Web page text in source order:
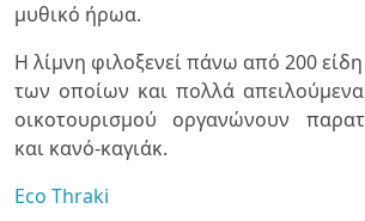
μυθικό ήρωα.
Η λίμνη φιλοξενεί πάνω από 200
των οποίων και πολλά
οικοτουρισμού οργανώνουν
και κανό-καγιάκ.
Eco Thraki